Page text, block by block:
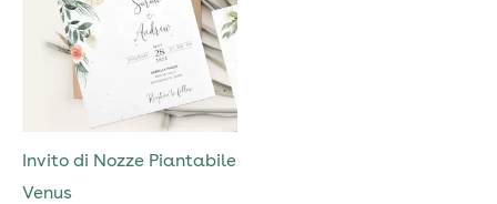
Invito di Nozze Piantabile
Venus